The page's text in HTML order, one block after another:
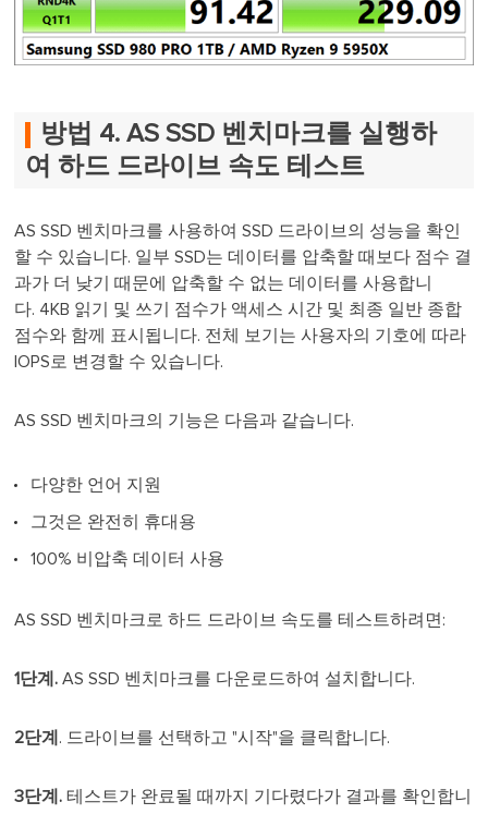
방법 4. AS SSD 벤치마크를 실행하
여 하드 드라이브 속도 테스트
AS SSD 벤치마크를 사용하여 SSD 드라이브의 성능을 확인
할 수 있습니다. 일부 SSD는 데이터를 압축할 때보다 점수 결
과가 더 낮기 때문에 압축할 수 없는 데이터를 사용합니
다. 4KB 읽기 및 쓰기 점수가 액세스 시간 및 최종 일반 종합
점수와 함께 표시됩니다. 전체 보기는 사용자의 기호에 따라
IOPS로 변경할 수 있습니다.
AS SSD 벤치마크의 기능은 다음과 같습니다.
다양한 언어 지원
그것은 완전히 휴대용
100% 비압축 데이터 사용
AS SSD 벤치마크로 하드 드라이브 속도를 테스트하려면:
1단계. AS SSD 벤치마크를 다운로드하여 설치합니다.
2단계 . 드라이브를 선택하고 "시작"을 클릭합니다.
3단계. 테스트가 완료될 때까지 기다렸다가 결과를 확인합니